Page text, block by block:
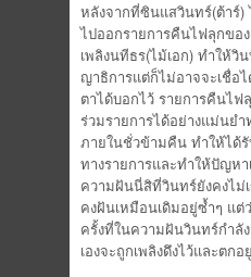
หลังจากที่ซินแสวินทร์(ต้าร์)
ไปออกรายการคืนไฟลุกของ
เพลิงนทีธร(ไม้เอก) ทำให้
ญาธิการแต่ก็ไม่อาจจะเชื่อ
ตาได้บอกไว้ รายการคืนไ
ร่วมรายการได้อย่างแม่นยำ
ภายในชั่วข้ามคืน ทำให้ได้
ทางรายการและทำให้ปัญหา
ความฝันนี่สิที่วินทร์ยังคงไม่
คงฝันเหมือนเดิมอยู่ซ้ำๆ แต่
ครั้งที่ในความฝันวินทร์กำลั
เองจะถูกเพลิงดึงไว้และตก